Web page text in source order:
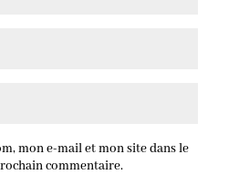
mon e-mail et mon site dans le
commentaire.